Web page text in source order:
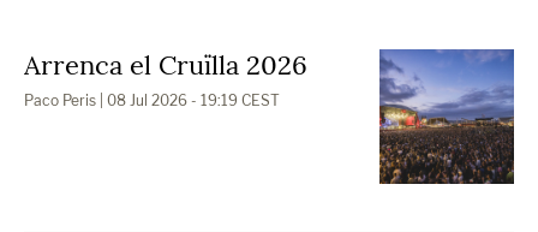
Arrenca el Cruïlla 2026
Paco Peris | 08 Jul 2026 - 19:19 CEST